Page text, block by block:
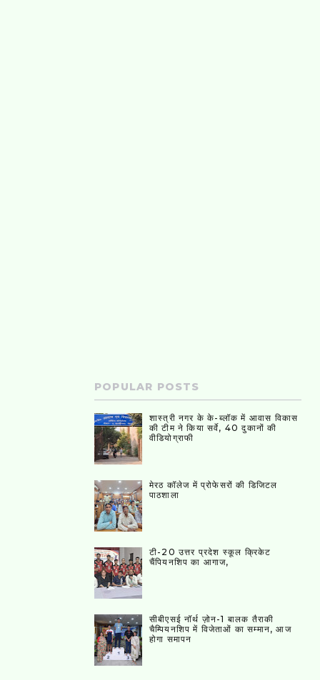
POPULAR POSTS
शास्त्री नगर के के-ब्लॉक में आवास विकास
की टीम ने किया सर्वे, 40 दुकानों की
वीडियोग्राफी
मेरठ कॉलेज में प्रोफेसरों की डिजिटल
पाठशाला
टी-20 उत्तर प्रदेश स्कूल क्रिकेट
चैंपियनशिप का आगाज,
सीबीएसई नॉर्थ ज़ोन-1 बालक तैराकी
चैम्पियनशिप में विजेताओं का सम्मान, आज
होगा समापन